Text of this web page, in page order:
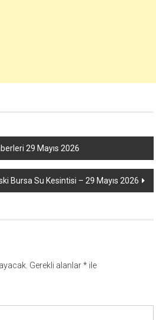
29 Mayıs 2026
Bursa Su Kesintisi – 29 Mayıs 2026
Gerekli alanlar* ile